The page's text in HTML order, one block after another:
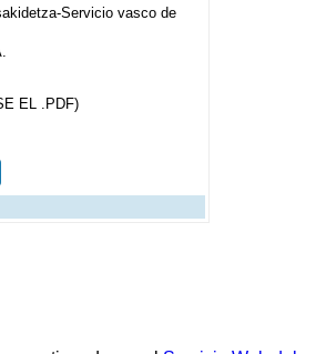
Servicio vasco de
EL .PDF)